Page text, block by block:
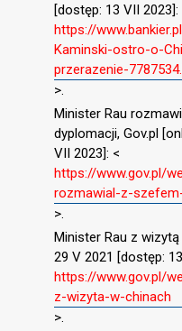
[dostęp: 13 VII 2023]:
https://
Kaminski-ostro-o-
przerazenie-
>.
Minister Rau
dyplomacji, Gov.pl
VII 2023]: <
https://www.gov.pl/
rozmawial-z-
>.
Minister Rau z wizytą
29 V 2021 [dostęp:
https://www.gov.pl/
z-wizyta-w-chinach
>.